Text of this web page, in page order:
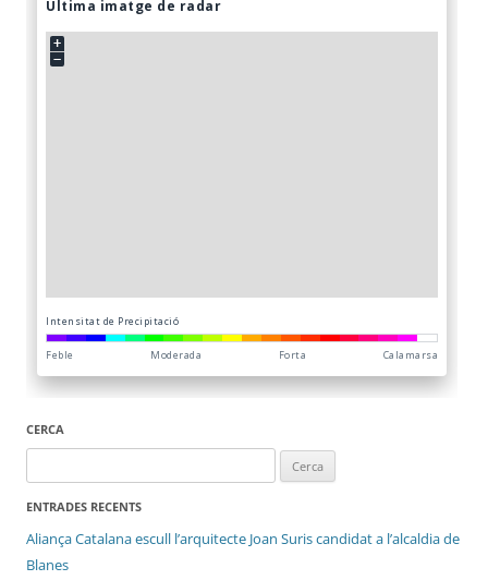
CERCA
ENTRADES RECENTS
Aliança Catalana escull l’arquitecte Joan Suris candidat a l’alcaldia de
Blanes